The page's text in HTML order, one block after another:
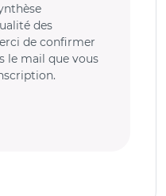
des
de confirmer
le mail que vous